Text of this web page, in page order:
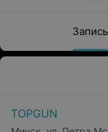
Запись
TOPGUN